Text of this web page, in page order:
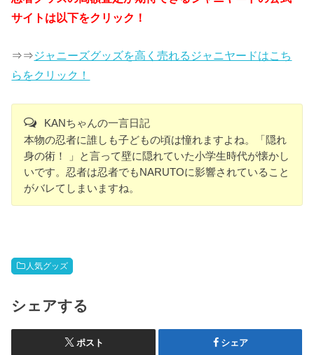
サイトは以下をクリック！
⇒⇒ジャニーズグッズを高く売れるジャニヤードはこち
らをクリック！
KANちゃんの一言日記
本物の忍者に誰しも子どもの頃は憧れますよね。「隠れ
身の術！ 」と言って壁に隠れていた小学生時代が懐かし
いです。忍者は忍者でもNARUTOに影響されていること
がバレてしまいますね。
人気グッズ
シェアする
ポスト シェア